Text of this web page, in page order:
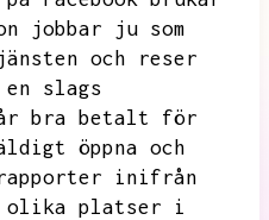
jobbar ju som
och reser
slags
bra betalt för
öppna och
inifrån
olika platser i